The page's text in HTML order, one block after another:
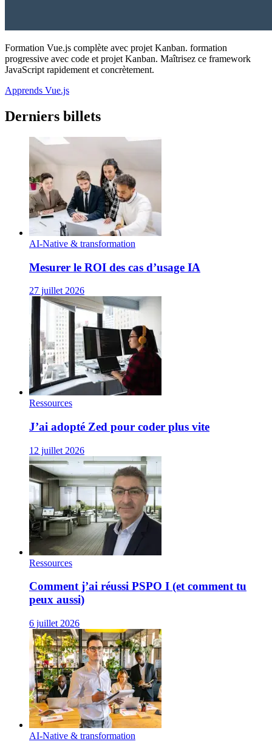
Formation Vue.js complète avec projet Kanban. formation
progressive avec code et projet Kanban. Maîtrisez ce framework
JavaScript rapidement et concrètement.
Apprends Vue.js
Derniers billets
AI-Native & transformation
Mesurer le ROI des cas d’usage IA
27 juillet 2026
Ressources
J’ai adopté Zed pour coder plus vite
12 juillet 2026
Ressources
Comment j’ai réussi PSPO I (et comment tu
peux aussi)
6 juillet 2026
AI-Native & transformation